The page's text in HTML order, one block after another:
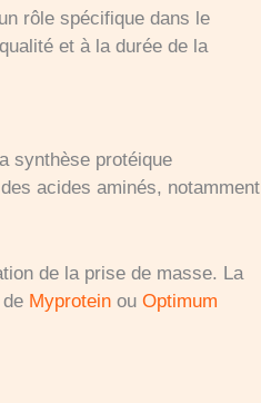
rôle spécifique dans le
et à la durée de la
synthèse protéique
acides aminés, notamment
de la prise de masse. La
Myprotein ouOptimum